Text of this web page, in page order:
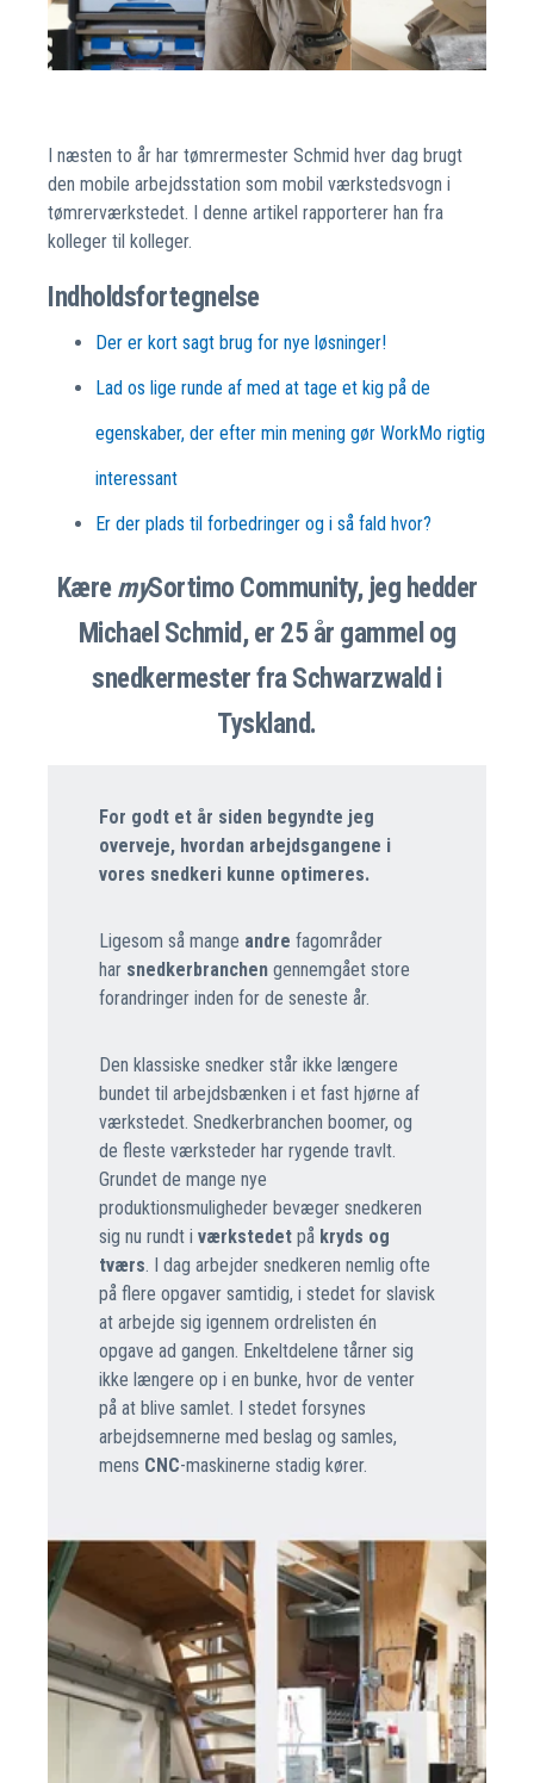
I næsten to år har tømrermester Schmid hver dag brugt
den mobile arbejdsstation som mobil værkstedsvogn i
tømrerværkstedet. I denne artikel rapporterer han fra
kolleger til kolleger.
Indholdsfortegnelse
Der er kort sagt brug for nye løsninger!
Lad os lige runde af med at tage et kig på de
egenskaber, der efter min mening gør WorkMo rigtig
interessant
Er der plads til forbedringer og i så fald hvor?
Kære mySortimo Community, jeg hedder
Michael Schmid, er 25 år gammel og
snedkermester fra Schwarzwald i
Tyskland.
For godt et år siden begyndte jeg
overveje, hvordan arbejdsgangene i
vores snedkeri kunne optimeres.
Ligesom så mange andre fagområder
har snedkerbranchen gennemgået store
forandringer inden for de seneste år.
Den klassiske snedker står ikke længere
bundet til arbejdsbænken i et fast hjørne af
værkstedet. Snedkerbranchen boomer, og
de fleste værksteder har rygende travlt.
Grundet de mange nye
produktionsmuligheder bevæger snedkeren
sig nu rundt i værkstedet på kryds og
tværs. I dag arbejder snedkeren nemlig ofte
på flere opgaver samtidig, i stedet for slavisk
at arbejde sig igennem ordrelisten én
opgave ad gangen. Enkeltdelene tårner sig
ikke længere op i en bunke, hvor de venter
på at blive samlet. I stedet forsynes
arbejdsemnerne med beslag og samles,
mens CNC-maskinerne stadig kører.